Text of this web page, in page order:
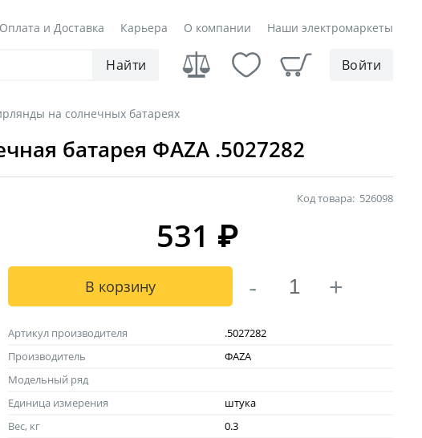
Оплата и Доставка Карьера О компании Наши электромаркеты
Найти Войти
на солнечных батареях
батарея ФAZA .5027282
Код товара: 526098
531 ₽
В корзину - +
Артикул производителя
.5027282
Производитель
ФAZA
Модельный ряд
Единица измерения
штука
Вес, кг
0.3